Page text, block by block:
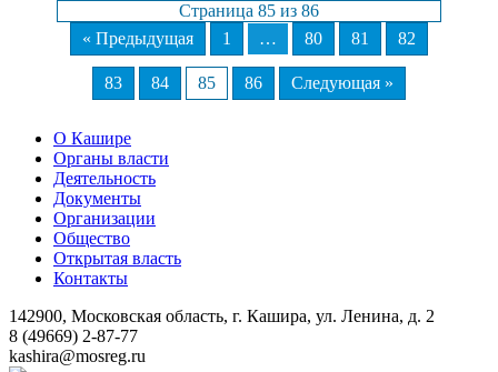
Страница 85 из 86
« Предыдущая
1 … 80 81 82
83 84 85 86 Следующая »
О Кашире
Органы власти
Деятельность
Документы
Организации
Общество
Открытая власть
Контакты
142900, Московская область, г. Кашира, ул. Ленина, д. 2
8 (49669) 2-87-77
kashira@mosreg.ru